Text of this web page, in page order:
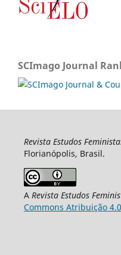
SCImago Journal
Revista Estudos
Florianópolis, Brasil.
A Revista Estudos
Commons Atribuição